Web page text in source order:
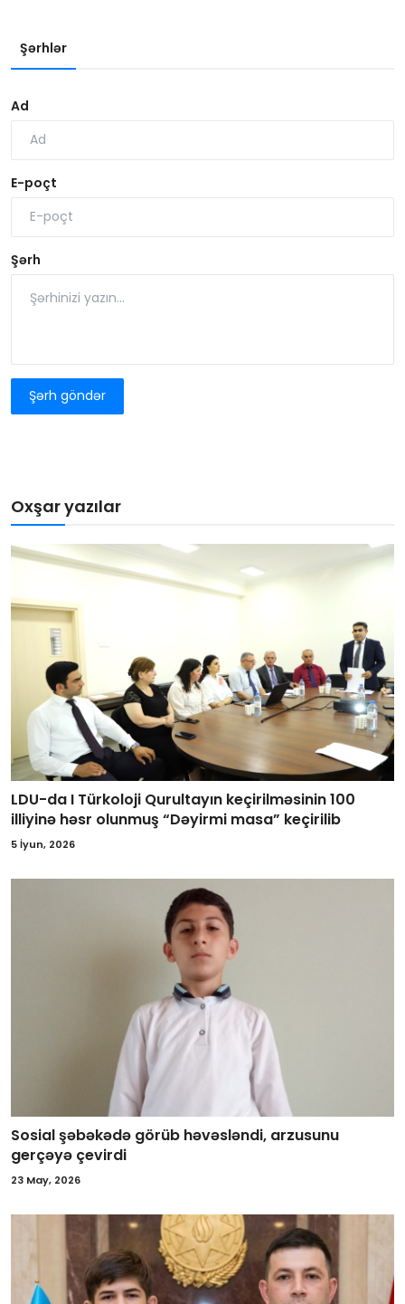
Şərhlər
Ad
E-poçt
Şərh
Şərh göndər
Oxşar yazılar
LDU-da I Türkoloji Qurultayın keçirilməsinin 100
illiyinə həsr olunmuş “Dəyirmi masa” keçirilib
5 İyun, 2026
Sosial şəbəkədə görüb həvəsləndi, arzusunu
gerçəyə çevirdi
23 May, 2026